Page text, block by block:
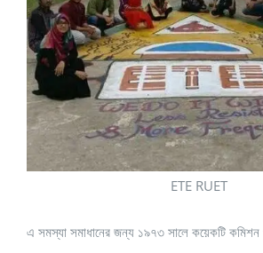
ETE RUET
এ সমস্যা সমাধানের জন্য ১৯৭৩ সালে কয়েকটি